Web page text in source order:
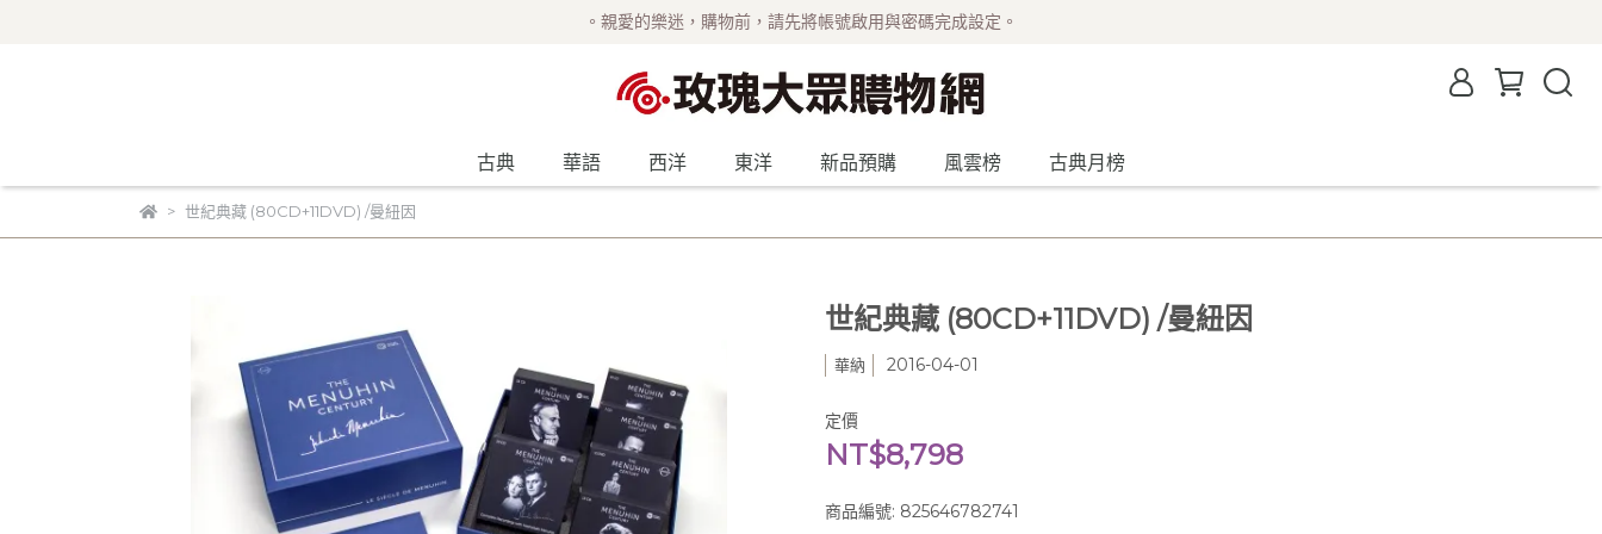
。親愛的樂迷，購物前，請先將帳號啟用與密碼完成設定。
古典 華語 西洋 東洋 新品預購 風雲榜 古典月榜
世紀典藏 (80CD+11DVD) /曼紐因
世紀典藏 (80CD+11DVD) /曼紐因
華納 2016-04-01
定價
NT$8,798
商品編號: 825646782741